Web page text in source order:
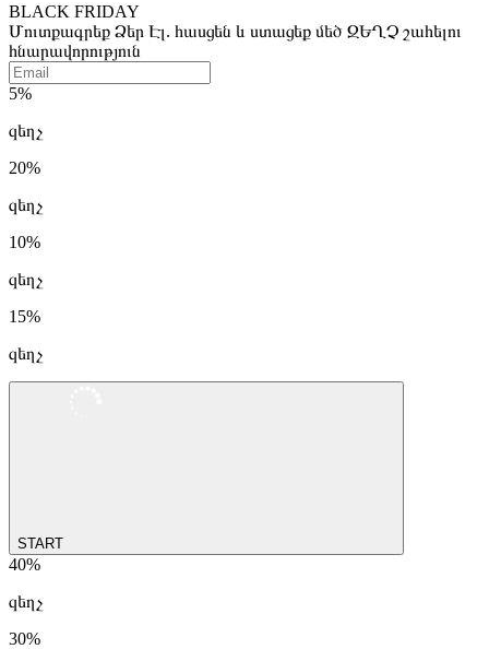
BLACK FRIDAY
Մուտքագրեք Ձեր Էլ. հասցեն և ստացեք մեծ ԶԵՂՉ շահելու
հնարավորություն
5%
զեղչ
20%
զեղչ
10%
զեղչ
15%
զեղչ
START
40%
զեղչ
30%